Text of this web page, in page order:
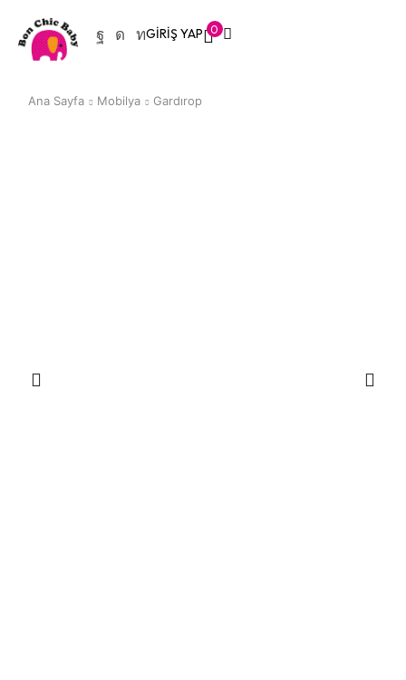
GIRIŞ YAP 0
Ana Sayfa Mobilya Gardırop